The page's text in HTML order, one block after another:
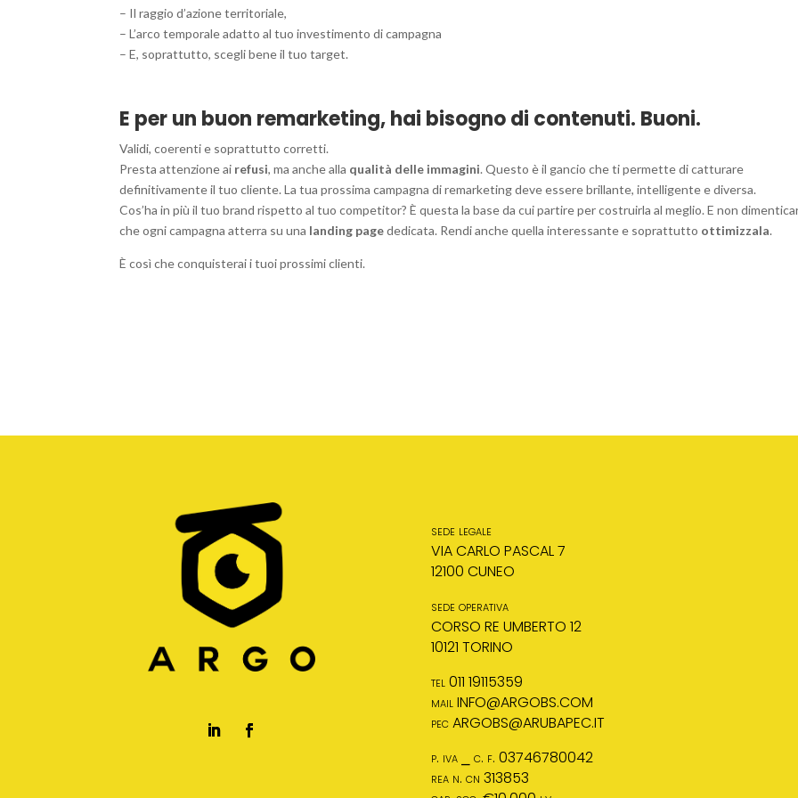
– Il raggio d’azione territoriale,
– L’arco temporale adatto al tuo investimento di campagna
– E, soprattutto, scegli bene il tuo target.
E per un buon remarketing, hai bisogno di contenuti. Buoni.
Validi, coerenti e soprattutto corretti.
Presta attenzione ai refusi, ma anche alla qualità delle immagini. Questo è il gancio che ti permette di catturare
definitivamente il tuo cliente. La tua prossima campagna di remarketing deve essere brillante, intelligente e diversa.
Cos’ha in più il tuo brand rispetto al tuo competitor? È questa la base da cui partire per costruirla al meglio. E non
che ogni campagna atterra su una landing pagededicata. Rendi anche quella interessante e soprattutto ottimizzala.
È così che conquisterai i tuoi prossimi clienti.
sede legale
VIA CARLO PASCAL 7
12100 CUNEO
sede operativa
CORSO RE UMBERTO 12
10121 TORINO
tel 011 19115359
mailINFO@ARGOBS.COM
pecARGOBS@ARUBAPEC.IT
p. iva ⎯ c. f. 03746780042
rea n. cn 313853